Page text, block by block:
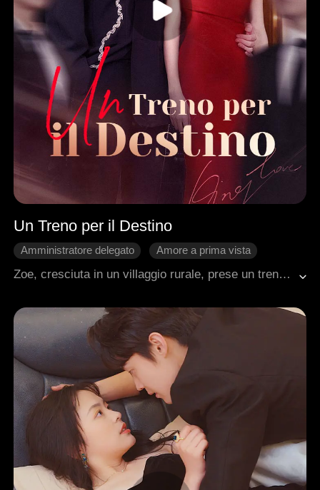
Un Treno per il Destino
Amministratore delegato
Amore a prima vista
Romanzo sentimentale moderno
Zoe, cresciuta in un villaggio rurale, prese un treno per Zruland per chiedere aiuto economico a suo padre e pagare le cure della nonna. Sul treno incontrò per caso Terry, il capo della malavita di Zruland, ferito gravemente e in fuga dai suoi nemici.Zoe lo salvò, creando un legame indissolubile tra loro. Una volta a Zruland, Terry iniziò a corteggiarla con determinazione, deciso a conquistarla a tutti i costi.